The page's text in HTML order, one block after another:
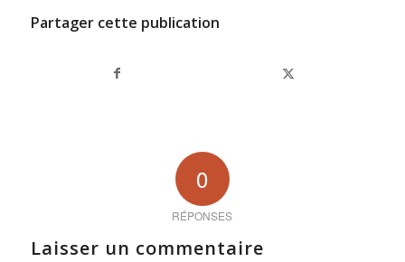
Partager cette publication
0
RÉPONSES
Laisser un commentaire